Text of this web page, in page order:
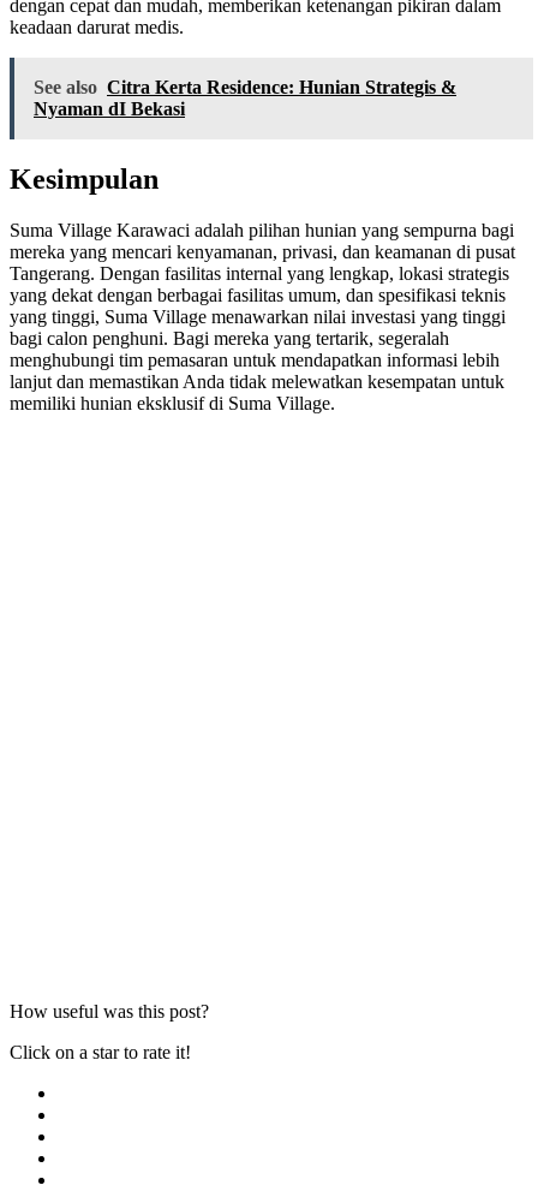
dengan cepat dan mudah, memberikan ketenangan pikiran dalam
keadaan darurat medis.
See also Citra Kerta Residence: Hunian Strategis &
Nyaman dI Bekasi
Kesimpulan
Suma Village Karawaci adalah pilihan hunian yang sempurna bagi
mereka yang mencari kenyamanan, privasi, dan keamanan di pusat
Tangerang. Dengan fasilitas internal yang lengkap, lokasi strategis
yang dekat dengan berbagai fasilitas umum, dan spesifikasi teknis
yang tinggi, Suma Village menawarkan nilai investasi yang tinggi
bagi calon penghuni. Bagi mereka yang tertarik, segeralah
menghubungi tim pemasaran untuk mendapatkan informasi lebih
lanjut dan memastikan Anda tidak melewatkan kesempatan untuk
memiliki hunian eksklusif di Suma Village.
How useful was this post?
Click on a star to rate it!